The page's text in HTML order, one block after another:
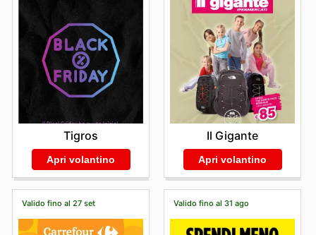
Tigros
Apri volantino
Il Gigante
Apri volantino
Valido fino al 27 set Valido fino al 31 ago